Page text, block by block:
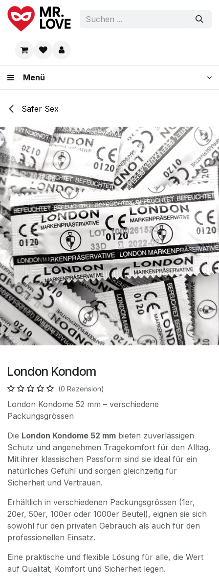
Zum Inhalt springen
Menü
Safer Sex
London Kondom
(0 Rezension)
London Kondome 52 mm – verschiedene
Packungsgrössen
Die London Kondome 52 mm bieten zuverlässigen
Schutz und angenehmen Tragekomfort für den Alltag.
Mit ihrer klassischen Passform sind sie ideal für ein
natürliches Gefühl und sorgen gleichzeitig für
Sicherheit und Vertrauen.
Erhältlich in verschiedenen Packungsgrössen (1er,
20er, 50er, 100er oder 1000er Beutel), eignen sie sich
sowohl für den privaten Gebrauch als auch für den
professionellen Einsatz.
Eine praktische und flexible Lösung für alle, die Wert
auf Qualität, Komfort und Sicherheit legen.